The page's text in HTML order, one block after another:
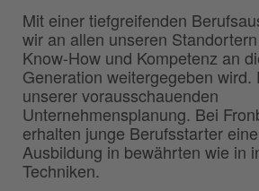
Mit einer tiefgreifenden
wir an allen unseren
Know-How und Kompetenz an
Generation weitergegeben wird.
unserer vorausschauenden
Unternehmensplanung. Bei
erhalten junge Berufsstarter
Ausbildung in bewährten wie in
Techniken.